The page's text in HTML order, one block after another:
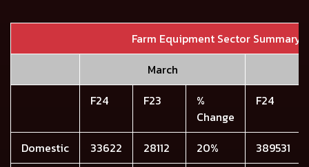
Farm Equipment Sector Summary
March
F24
F23
%
Change
F24
Domestic 33622 28112 20%
389531